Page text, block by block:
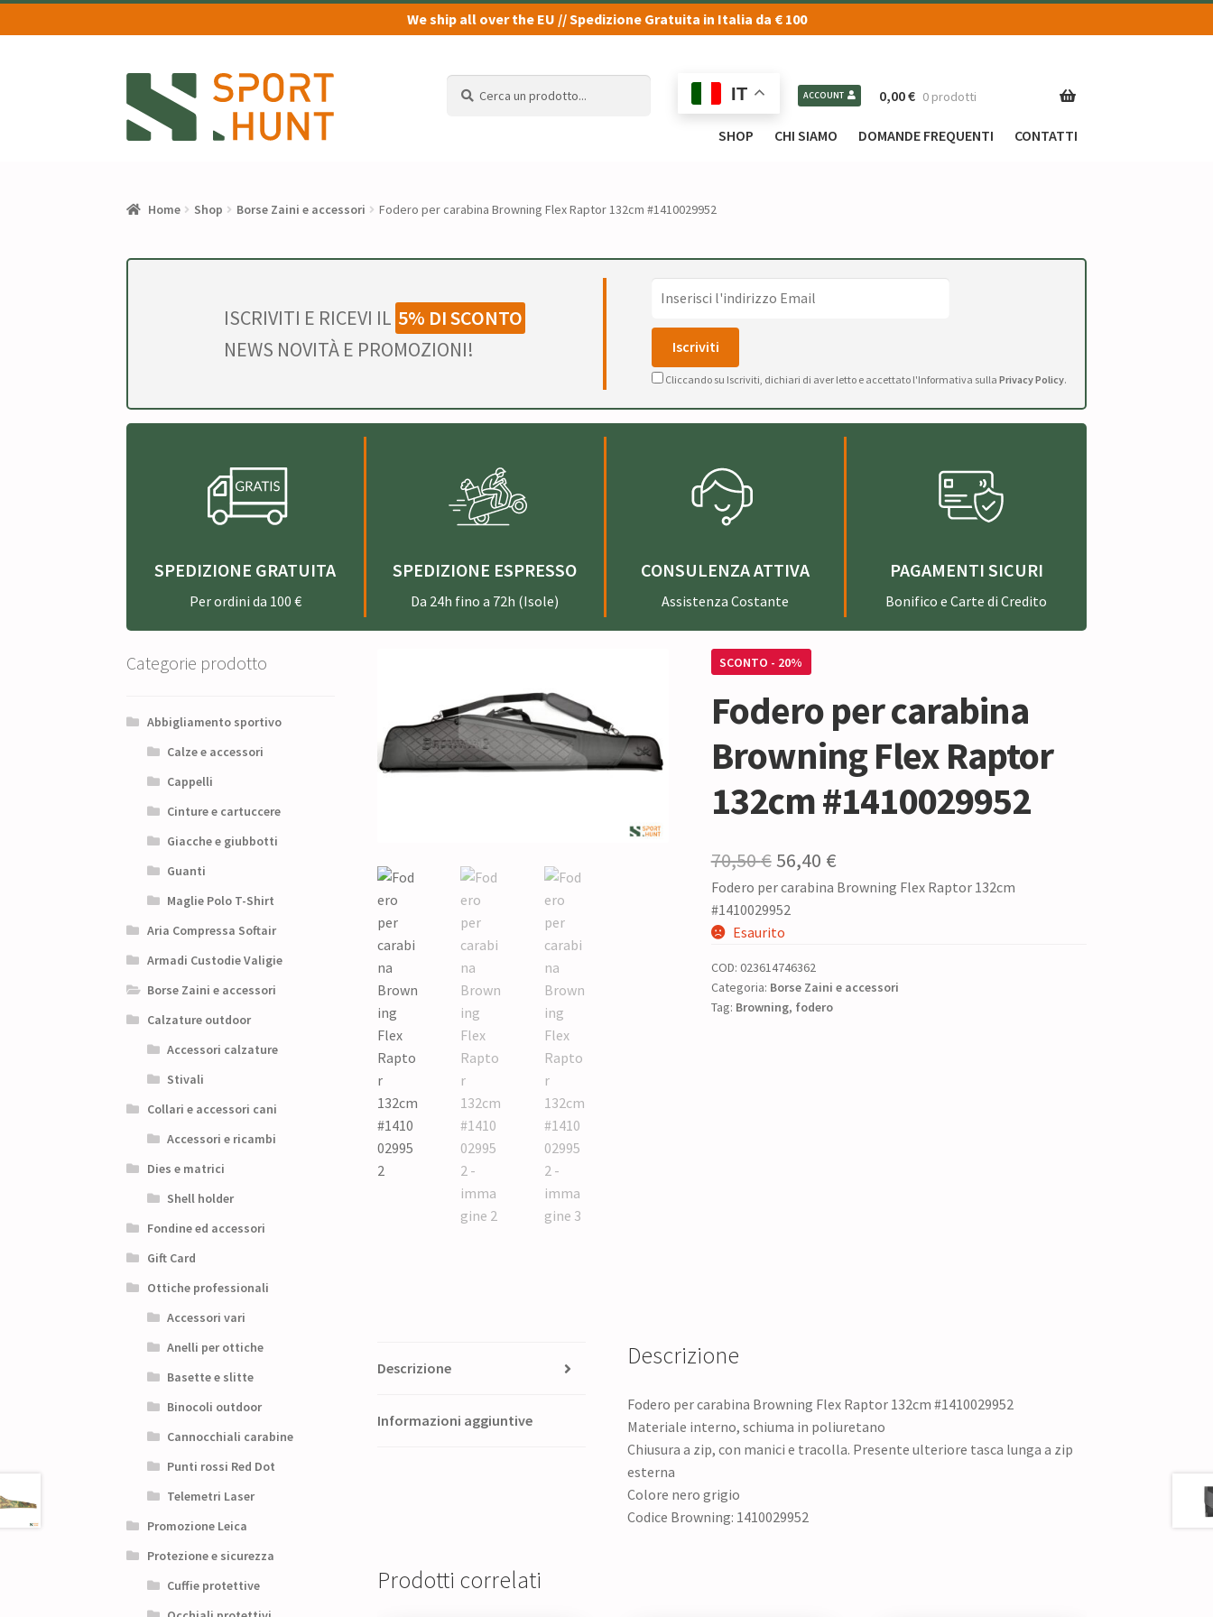
We ship all over the EU // Spedizione Gratuita in Italia da € 100
alla
navigazione
al
contenuto
IT ACCOUNT 0,00€ 0 prodotti
SHOP CHI SIAMO DOMANDE FREQUENTI CONTATTI
Home Shop Borse Zaini e accessori Fodero per carabina Browning Flex Raptor 132cm #1410029952
ISCRIVITI E RICEVI IL 5% DI SCONTO
NEWS NOVITÀ E PROMOZIONI!
Cliccando su Iscriviti, dichiari di aver letto e accettato l'Informativa sulla Privacy Policy.
SPEDIZIONE GRATUITA
Per ordini da 100 €
SPEDIZIONE ESPRESSO
Da 24h fino a 72h (Isole)
CONSULENZA ATTIVA
Assistenza Costante
PAGAMENTI SICURI
Bonifico e Carte di Credito
SCONTO - 20%
Fodero per carabina
Browning Flex Raptor
132cm #1410029952
70,50€ Il
prezzo
originale
70,50 €.
56,40 €Il
prezzo
56,40 €.
Fodero per carabina Browning Flex Raptor 132cm
#1410029952
Esaurito
COD: 023614746362
Categoria: Borse Zaini e accessori
Tag: Browning, fodero
Descrizione
Informazioni aggiuntive
Descrizione
Fodero per carabina Browning Flex Raptor 132cm #1410029952
Materiale interno, schiuma in poliuretano
Chiusura a zip, con manici e tracolla. Presente ulteriore tasca lunga a zip
esterna
Colore nero grigio
Codice Browning: 1410029952
Prodotti correlati
Categorie prodotto
Abbigliamento sportivo
Calze e accessori
Cappelli
Cinture e cartuccere
Giacche e giubbotti
Guanti
Maglie Polo T-Shirt
Aria Compressa Softair
Armadi Custodie Valigie
Borse Zaini e accessori
Calzature outdoor
Accessori calzature
Stivali
Collari e accessori cani
Accessori e ricambi
Dies e matrici
Shell holder
Fondine ed accessori
Gift Card
Ottiche professionali
Accessori vari
Anelli per ottiche
Basette e slitte
Binocoli outdoor
Cannocchiali carabine
Punti rossi Red Dot
Telemetri Laser
Promozione Leica
Protezione e sicurezza
Cuffie protettive